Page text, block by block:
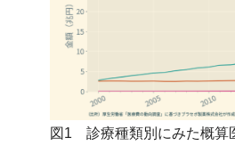
図1 診療種類別にみた概算